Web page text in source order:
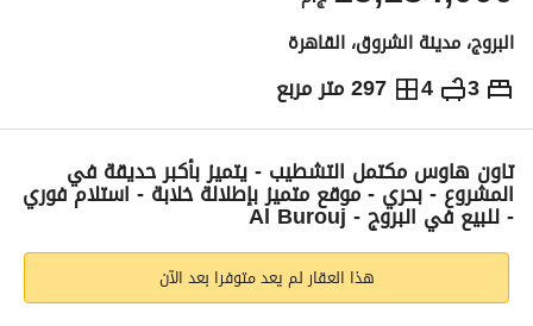
البروج، مدينة الشروق، القاهرة
3
4 297 متر مربع ج.م15,134,000
التفاصيل الاتجاهات والمؤشرات رهن عقاري
تاون هاوس مكتمل التشطيب - يتميز بأكبر حديقة في
المشروع - بحري - موقع متميز بإطلالة خلابة - استلام فوري
- للبيع في البروج - Al Burouj
هذا العقار لم يعد متوفرا بعد الآن